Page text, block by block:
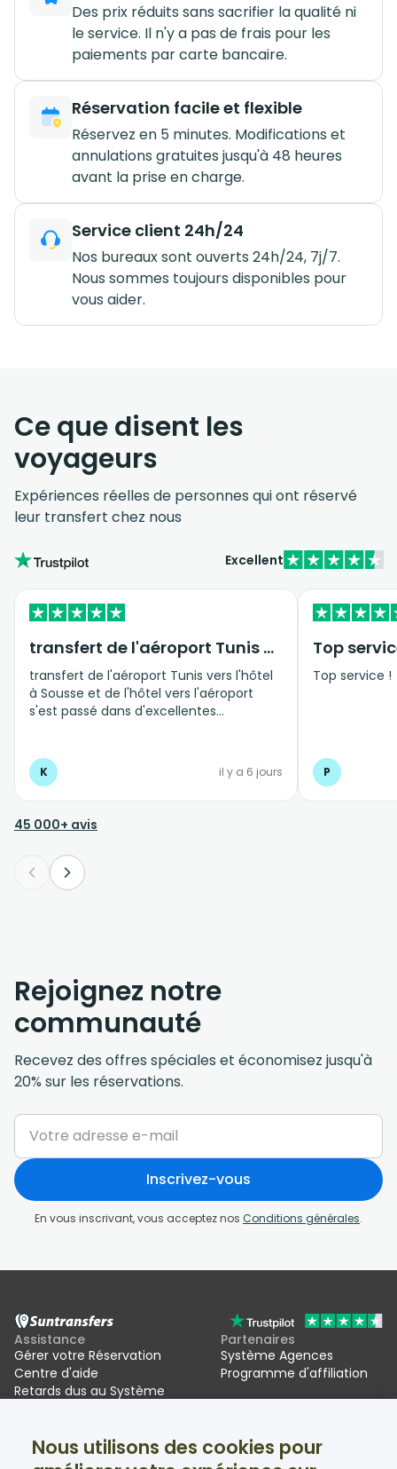
Des prix réduits sans sacrifier la qualité ni
le service. Il n'y a pas de frais pour les
paiements par carte bancaire.
Réservation facile et flexible
Réservez en 5 minutes. Modifications et
annulations gratuites jusqu'à 48 heures
avant la prise en charge.
Service client 24h/24
Nos bureaux sont ouverts 24h/24, 7j/7.
Nous sommes toujours disponibles pour
vous aider.
Ce que disent les
voyageurs
Expériences réelles de personnes qui ont réservé
leur transfert chez nous
Excellent
transfert de l'aéroport Tunis vers…
transfert de l'aéroport Tunis vers l'hôtel
à Sousse et de l'hôtel vers l'aéroport
s'est passé dans d'excellentes
K il y a 6 jours
Top
Top service !
P
45 000+ avis
Rejoignez notre
communauté
Recevez des offres spéciales et économisez jusqu'à
20% sur les réservations.
Inscrivez-vous
En vous inscrivant, vous acceptez nos Conditions générales.
Assistance
Gérer votre Réservation
Centre d'aide
Retards dus au Système
Partenaires
Système Agences
Programme d'affiliation
Suntransfers
Réseaux sociaux
Nous utilisons des cookies pour